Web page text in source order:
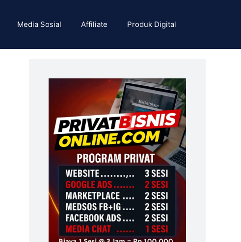
Media Sosial Affiliate Produk Digital